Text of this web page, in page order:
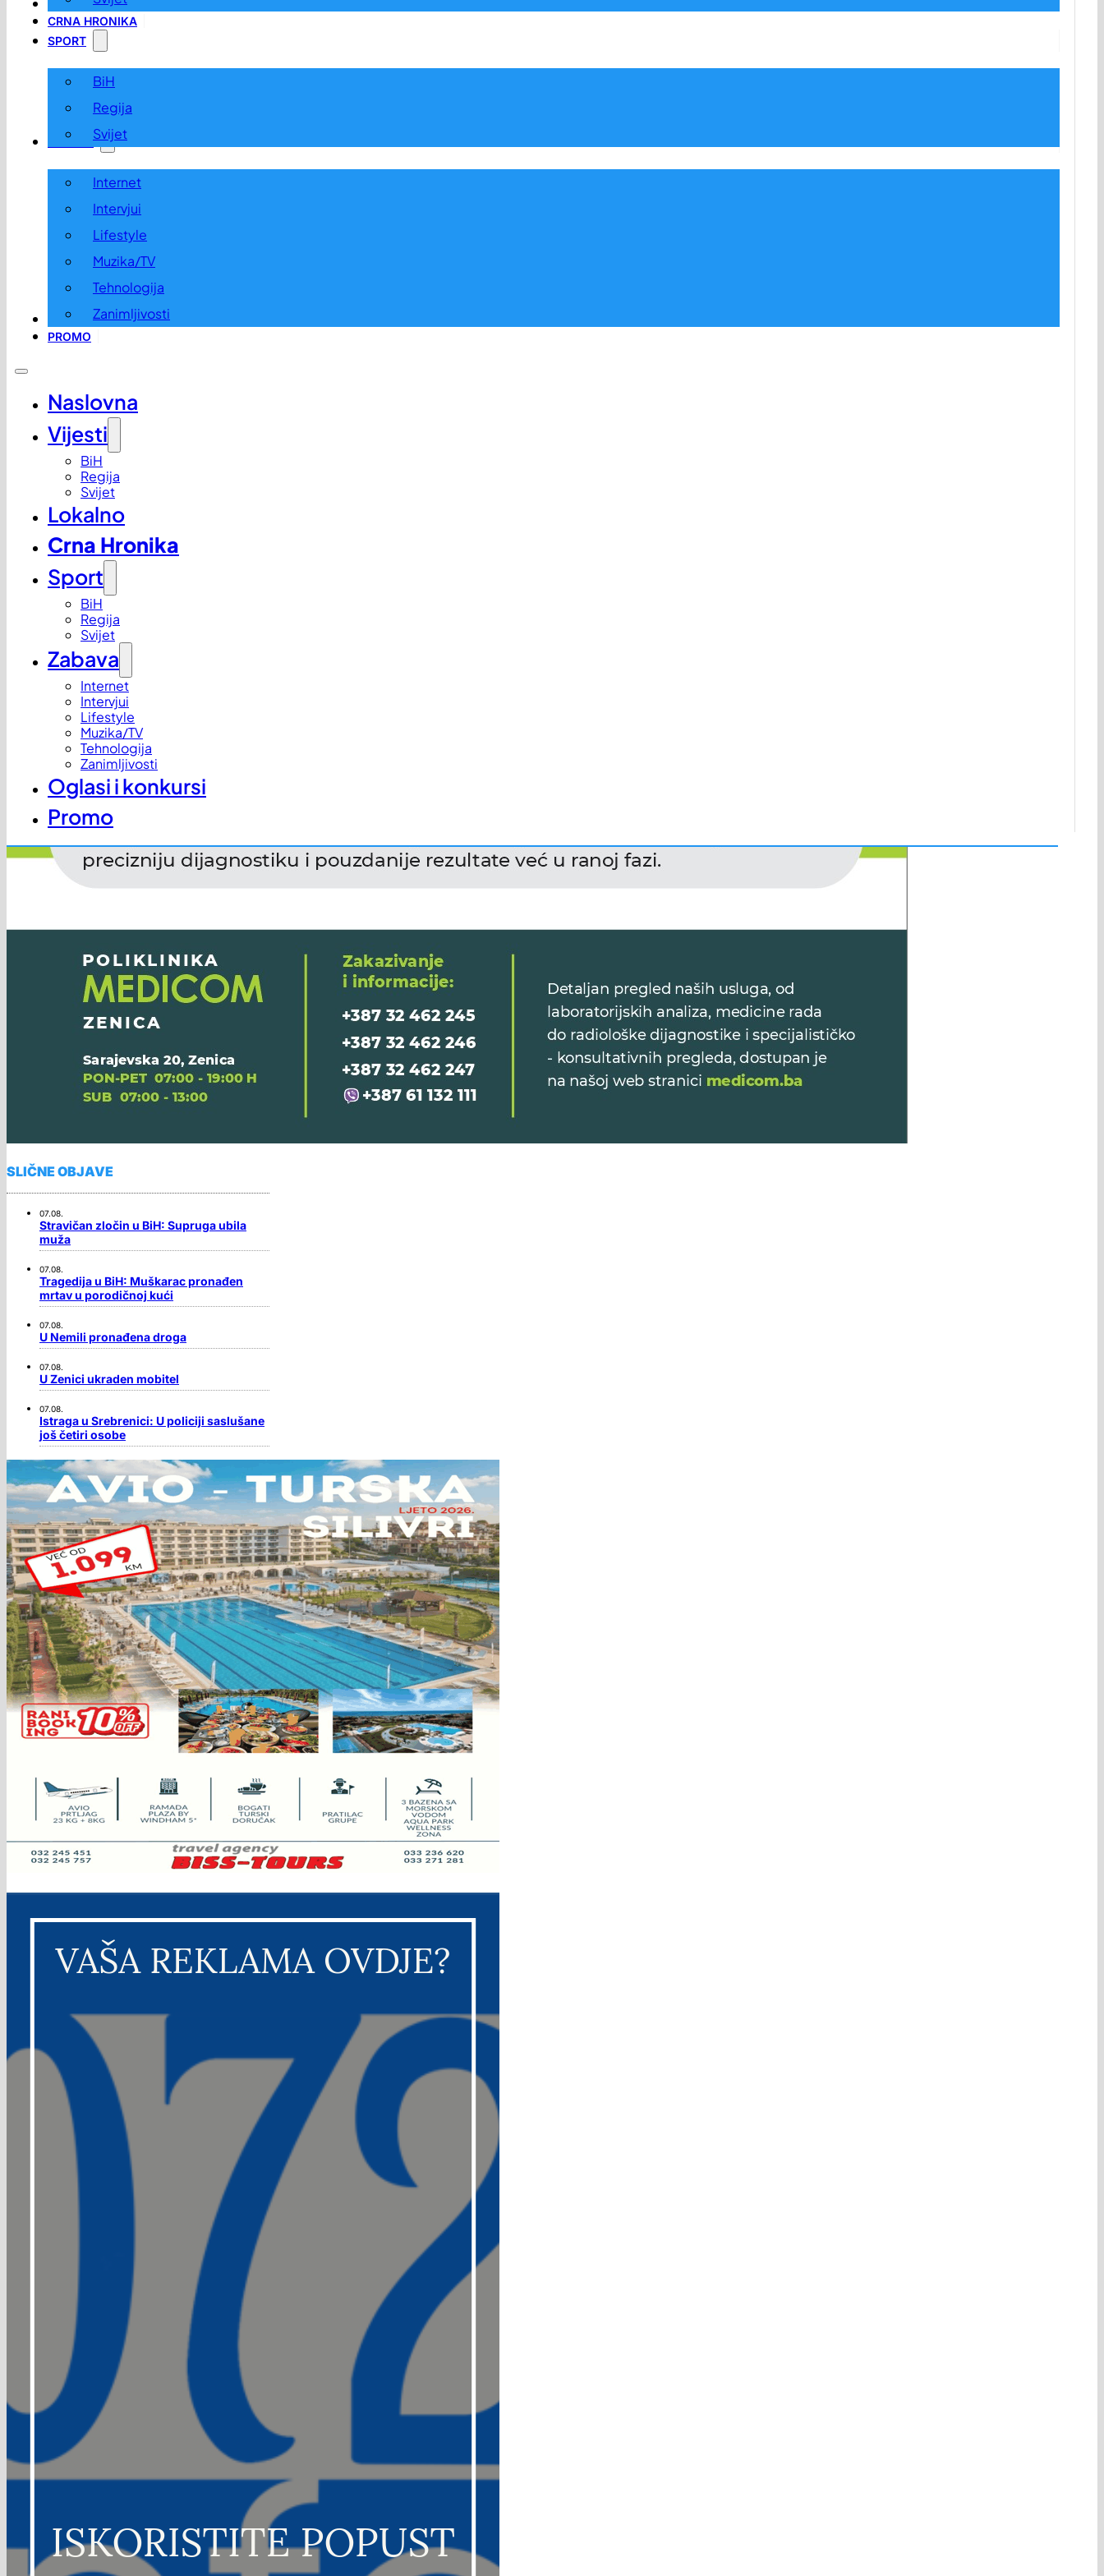
LOKALNO
CRNA HRONIKA
SPORT
BiH
Regija
Svijet
ZABAVA
Internet
Intervjui
Lifestyle
Muzika/TV
Tehnologija
Zanimljivosti
OGLASI I KONKURSI
PROMO
Naslovna
Vijesti
BiH
Regija
Svijet
Lokalno
Crna Hronika
Sport
BiH
Regija
Svijet
Zabava
Internet
Intervjui
Lifestyle
Muzika/TV
Tehnologija
Zanimljivosti
Oglasi i konkursi
Promo
SLIČNE OBJAVE
07.08.
Stravičan zločin u BiH: Supruga ubila
muža
07.08.
Tragedija u BiH: Muškarac pronađen
mrtav u porodičnoj kući
07.08.
U Nemili pronađena droga
07.08.
U Zenici ukraden mobitel
07.08.
Istraga u Srebrenici: U policiji saslušane
još četiri osobe